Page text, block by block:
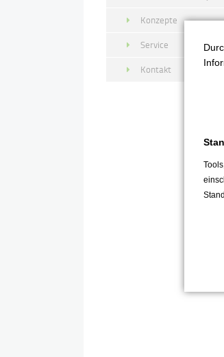
Konzepte
Service
Kontakt